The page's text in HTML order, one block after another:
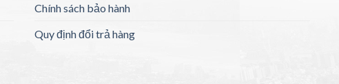
Chính sách bảo hành
Quy định đổi trả hàng